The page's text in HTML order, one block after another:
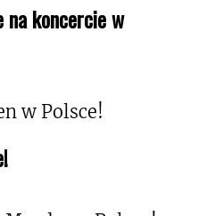
koncercie w